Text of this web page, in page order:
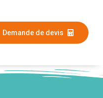
Demande de devis